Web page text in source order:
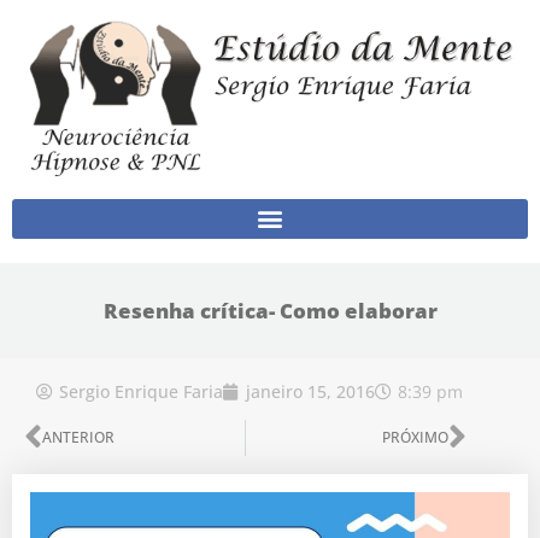
Resenha crítica- Como elaborar
Sergio Enrique Faria janeiro 15, 2016 8:39 pm
Anterior
ANTERIOR PRÓXIMO